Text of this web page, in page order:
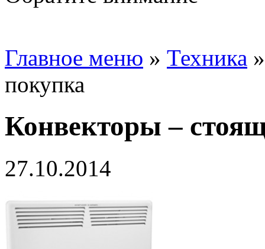
Главное меню » Техника
покупка
Конвекторы –
27.10.2014